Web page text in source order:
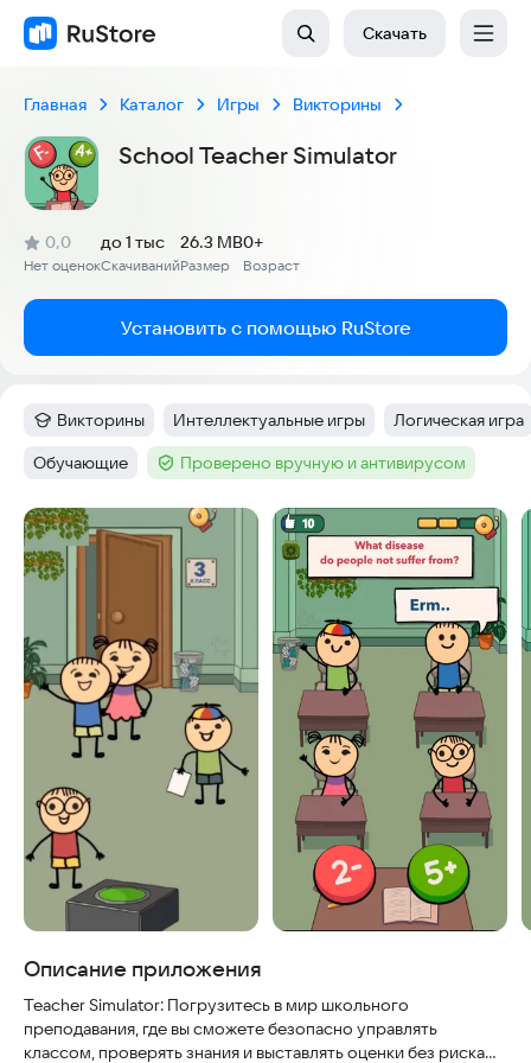
Скачать
Главная Каталог Игры Викторины
School Teacher Simulator
Рейтинг:
0,0
(
Нет оценок
)
Скачиваний
до 1 тыс
Размер
26.3 MB
Возраст
0+
Установить с помощью RuStore
Категория:
Викторины Тег:
Интеллектуальные игры Тег :
Логическая игра
Тег:
Обучающие Тег :Проверено вручную и антивирусом
Скриншоты
Описание приложения
Teacher Simulator: Погрузитесь в мир школьного
преподавания, где вы сможете безопасно управлять
классом, проверять знания и выставлять оценки без риска